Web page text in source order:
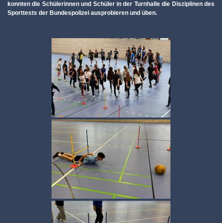
konnten die Schülerinnen und Schüler in der Turnhalle die Disziplinen des
Sporttests der Bundespolizei ausprobieren und üben.